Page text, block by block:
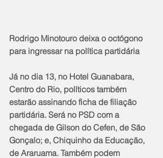
Rodrigo Minotouro deixa o octógono
para ingressar na política partidária
Já no dia 13, no Hotel Guanabara,
Centro do Rio, políticos também
estarão assinando ficha de filiação
partidária. Será no PSD com a
chegada de Gilson do Cefen, de São
Gonçalo; e, Chiquinho da Educação,
de Araruama. Também podem